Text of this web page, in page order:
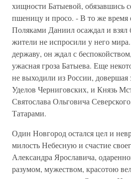
хищности Батыевой, обязавшись
пшеницу и просо. - В то же время
Поляками Даниил осаждал и
жители не испросили у него
державу, он ждал с
ужасная гроза Батыева. Еще
не выходили из России, довершая
Уделов Черниговских, и Князь
Святослава Ольговича
Татарами.
Один Новгород остался цел и
милость Небесную и счастие
Александра Ярославича,
разумом, мужеством, красотою